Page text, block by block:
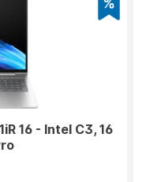
16 - Intel C3, 16